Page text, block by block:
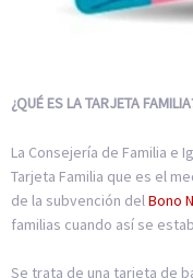
¿QUÉ ES LA TARJETA
La Consejería de Familia e
Tarjeta Familia que es el
de la subvención delBono
familias cuando así se
Se trata de una tarjeta de